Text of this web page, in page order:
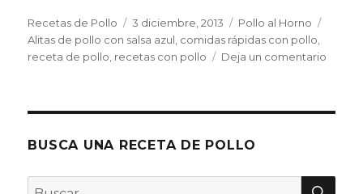
Autor
Recetas de Pollo
Publicado
el
3 diciembre, 2013 Categorías
Pollo al Horno
Alitas de pollo con salsa azul comidas rápidas con pollo
receta de pollo recetas con pollo Deja un comentario
BUSCA UNA RECETA DE POLLO
Buscar